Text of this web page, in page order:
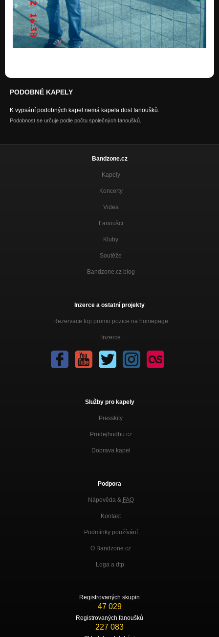
PODOBNÉ KAPELY
K vypsání podobných kapel nemá kapela dost fanoušků.
Podobnost se určuje podle počtu společných fanoušků.
Bandzone.cz
Kapely
Koncerty
Videa
Fanoušci
Kluby
Soutěže
Bandzone.cz blog
Inzerce a ostatní projekty
Rezervace top promo pozice na homepage
Inzerce
Služby pro kapely
Presskity
Prodejhudbu.cz
Doprava kapel
Podpora
Nápověda & FAQ
Kontakt
Podmínky používání
O Bandzone.cz
Loga a dtp.
Registrovaných skupin
47 029
Registrovaných fanoušků
227 083